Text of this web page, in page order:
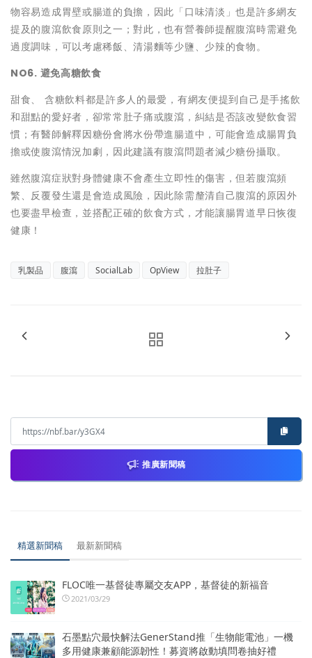
物容易造成胃壁或腸道的負擔，因此「口味清淡」也是許多網友
提及的腹瀉飲食原則之一；對此，也有營養師提醒腹瀉時需避免
過度調味，可以考慮稀飯、清湯麵等少鹽、少辣的食物。
NO6. 避免高糖飲食
甜食、 含糖飲料都是許多人的最愛，有網友便提到自己是手搖飲
和甜點的愛好者，卻常常肚子痛或腹瀉，糾結是否該改變飲食習
慣；有醫師解釋因糖份會將水份帶進腸道中，可能會造成腸胃負
擔或使腹瀉情況加劇，因此建議有腹瀉問題者減少糖份攝取。
雖然腹瀉症狀對身體健康不會產生立即性的傷害，但若腹瀉頻
繁、反覆發生還是會造成風險，因此除需釐清自己腹瀉的原因外
也要盡早檢查，並搭配正確的飲食方式，才能讓腸胃道早日恢復
健康！
乳製品 腹瀉 SocialLab OpView 拉肚子
推廣新聞稿
精選新聞稿 最新新聞稿
FLOC唯一基督徒專屬交友APP，基督徒的新福音
2021/03/29
石墨點穴最快解法GenerStand推「生物能電池」一機
多用健康兼顧能源韌性！募資將啟動填問卷抽好禮